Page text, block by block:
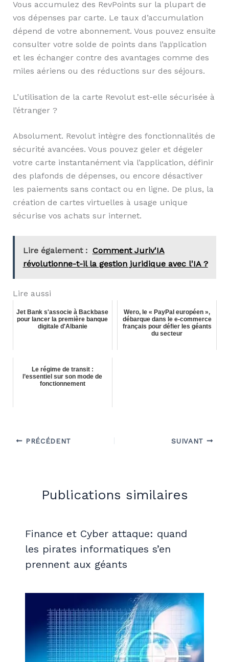
Vous accumulez des RevPoints sur la plupart de
vos dépenses par carte. Le taux d’accumulation
dépend de votre abonnement. Vous pouvez ensuite
consulter votre solde de points dans l’application
et les échanger contre des avantages comme des
miles aériens ou des réductions sur des séjours.
L’utilisation de la carte Revolut est-elle sécurisée à
l’étranger ?
Absolument. Revolut intègre des fonctionnalités de
sécurité avancées. Vous pouvez geler et dégeler
votre carte instantanément via l’application, définir
des plafonds de dépenses, ou encore désactiver
les paiements sans contact ou en ligne. De plus, la
création de cartes virtuelles à usage unique
sécurise vos achats sur internet.
Lire également : Comment Juriv'IA
révolutionne-t-il la gestion juridique avec l'IA ?
Lire aussi
Jet Bank s'associe à Backbase
pour lancer la première banque
digitale d'Albanie
Wero, le « PayPal européen »,
débarque dans le e-commerce
français pour défier les géants
du secteur
Le régime de transit :
l’essentiel sur son mode de
fonctionnement
PRÉCÉDENT SUIVANT
Publications similaires
Finance et Cyber attaque: quand
les pirates informatiques s’en
prennent aux géants